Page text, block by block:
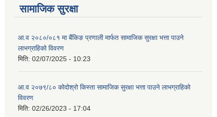
सामाजिक सुरक्षा
आ.व २०८०/०८१ मा बैंकिङ प्रणाली मार्फत सामाजिक सुरक्षा भत्ता पाउने
लाभग्राहिको विवरण
मिति: 02/07/2025 - 10:23
आ.व २०७९/८० कोदोश्रो किस्ता सामाजिक सुरक्षा भत्ता पाउने लाभग्राहिको
विवरण
मिति: 02/26/2023 - 17:04